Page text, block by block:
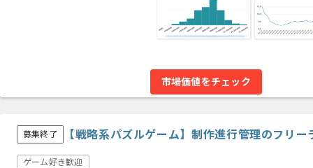
市場価値をチェック
募集終了 【戦略系パズルゲーム】制作進行管理のフリ
ゲーム好き歓迎